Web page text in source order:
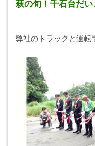
萩の旬！千石台だい
弊社のトラックと運転